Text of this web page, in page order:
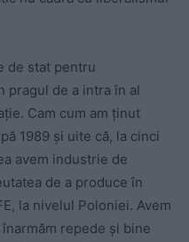
de stat pentru
pragul de a intra în al
Cam cum am ținut
1989 și uite că, la cinci
avem industrie de
de a produce în
la nivelul Poloniei. Avem
repede și bine